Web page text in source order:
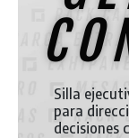
Silla
para
decisiones